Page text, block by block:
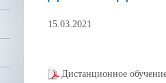
15.03.2021
Дистанционное